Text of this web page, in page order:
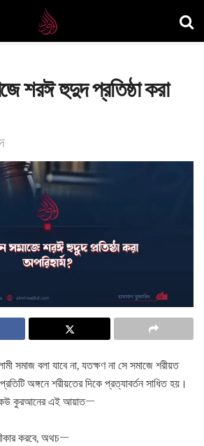
শরঈ হুদুদ প্রতিষ্ঠা করা
সমাজ বলা যাবে না, যতক্ষণ না সে সমাজে শরীয়ত
অঙ্গনে শরীয়তের দিকে প্রত্যাবর্তন সাধিত হয়।
কুরআনের এই আয়াত—
করবে, অথচ—